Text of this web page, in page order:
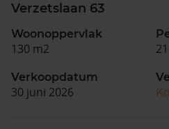
Verzetslaan 63
Woonoppervlak
130 m2
Verkoopdatum
30 juni 2026